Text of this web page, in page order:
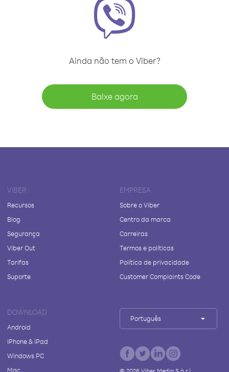
Ainda não tem o Viber?
Baixe agora
VIBER
Recursos
Blog
Segurança
Viber Out
Tarifas
Suporte
EMPRESA
Sobre o Viber
Centro da marca
Carreiras
Termos e políticas
Política de privacidade
Customer Complaints Code
DOWNLOAD
Android
iPhone & iPad
Windows PC
Mac
Português